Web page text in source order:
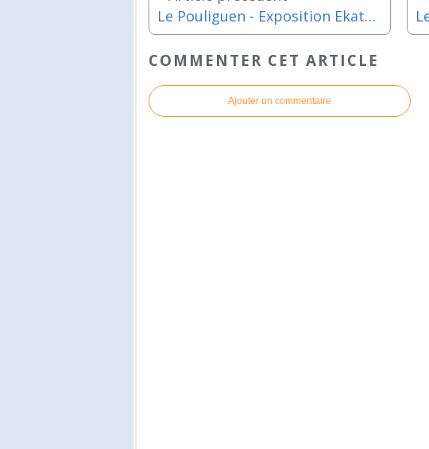
Le Pouliguen - Exposition Ekaterina Igorevna, artiste en résidence jusqu'au dimanche 28 juin 2026
COMMENTER CET ARTICLE
Ajouter un commentaire